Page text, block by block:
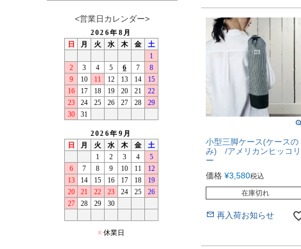
<営業日カレンダー>
小型三脚ケース(ケースの
み) /アメリカンヒッコリ
ー
価格 ¥3,580税込
在庫切れ
再入荷お知らせ